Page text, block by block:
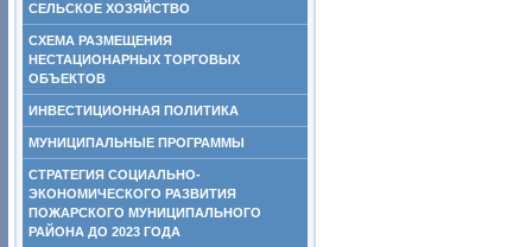
СЕЛЬСКОЕ ХОЗЯЙСТВО
СХЕМА РАЗМЕЩЕНИЯ
НЕСТАЦИОНАРНЫХ ТОРГОВЫХ
ОБЪЕКТОВ
ИНВЕСТИЦИОННАЯ ПОЛИТИКА
МУНИЦИПАЛЬНЫЕ ПРОГРАММЫ
СТРАТЕГИЯ СОЦИАЛЬНО-
ЭКОНОМИЧЕСКОГО РАЗВИТИЯ
ПОЖАРСКОГО МУНИЦИПАЛЬНОГО
РАЙОНА ДО 2023 ГОДА